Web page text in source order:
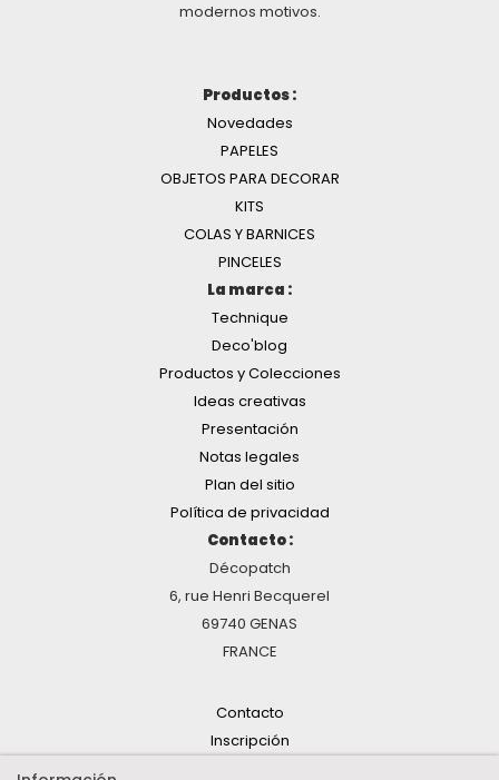
modernos motivos.
Productos :
Novedades
PAPELES
OBJETOS PARA DECORAR
KITS
COLAS Y BARNICES
PINCELES
La marca :
Technique
Deco'blog
Productos y Colecciones
Ideas creativas
Presentación
Notas legales
Plan del sitio
Política de privacidad
Contacto :
Décopatch
6, rue Henri Becquerel
69740 GENAS
FRANCE
Contacto
Inscripción